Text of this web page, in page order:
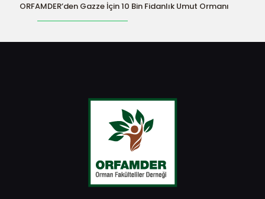
ORFAMDER’den Gazze İçin 10 Bin Fidanlık Umut Ormanı